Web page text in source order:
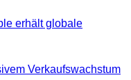
erhält globale
Verkaufswachstum